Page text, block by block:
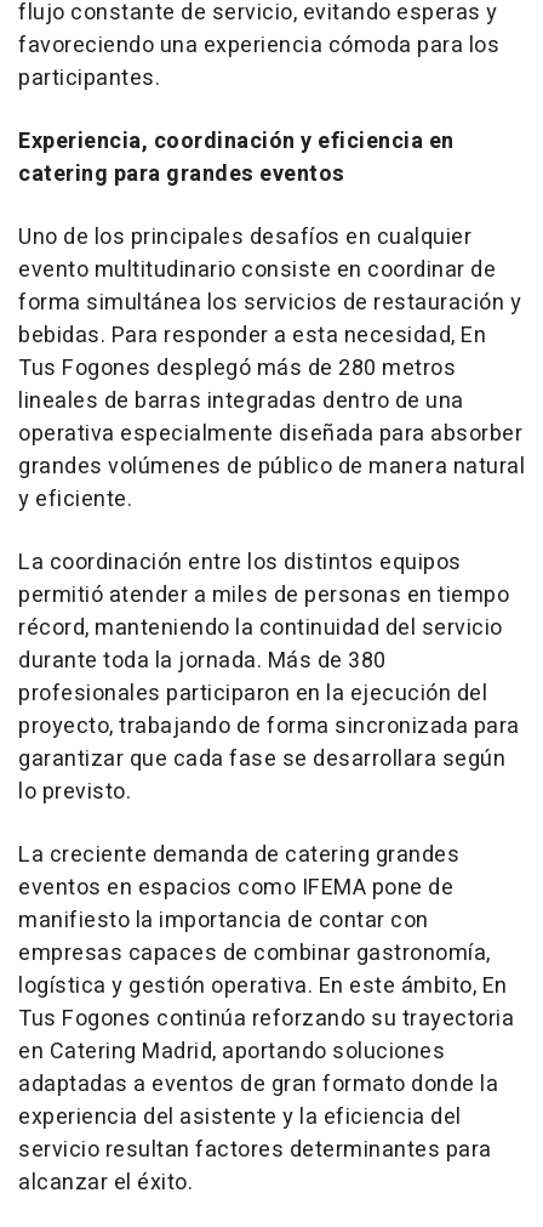
flujo constante de servicio, evitando esperas y
favoreciendo una experiencia cómoda para los
participantes.
Experiencia, coordinación y eficiencia en
catering para grandes eventos
Uno de los principales desafíos en cualquier
evento multitudinario consiste en coordinar de
forma simultánea los servicios de restauración y
bebidas. Para responder a esta necesidad, En
Tus Fogones desplegó más de 280 metros
lineales de barras integradas dentro de una
operativa especialmente diseñada para absorber
grandes volúmenes de público de manera natural
y eficiente.
La coordinación entre los distintos equipos
permitió atender a miles de personas en tiempo
récord, manteniendo la continuidad del servicio
durante toda la jornada. Más de 380
profesionales participaron en la ejecución del
proyecto, trabajando de forma sincronizada para
garantizar que cada fase se desarrollara según
lo previsto.
La creciente demanda de catering grandes
eventos en espacios como IFEMA pone de
manifiesto la importancia de contar con
empresas capaces de combinar gastronomía,
logística y gestión operativa. En este ámbito, En
Tus Fogones continúa reforzando su trayectoria
en Catering Madrid, aportando soluciones
adaptadas a eventos de gran formato donde la
experiencia del asistente y la eficiencia del
servicio resultan factores determinantes para
alcanzar el éxito.